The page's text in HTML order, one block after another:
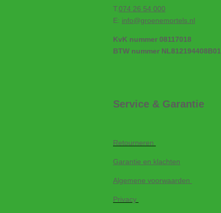
T.074 26 54 000
E: info@groenemortels.nl
KvK nummer 08117018
BTW nummer NL812194408B01
Service & Garantie
Retourneren
Garantie en klachten
Algemene voorwaarden
Privacy